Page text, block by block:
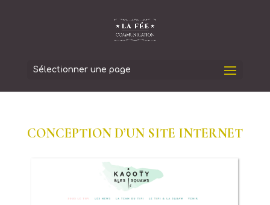
Sélectionner une page
CONCEPTION D’UN SITE INTERNET